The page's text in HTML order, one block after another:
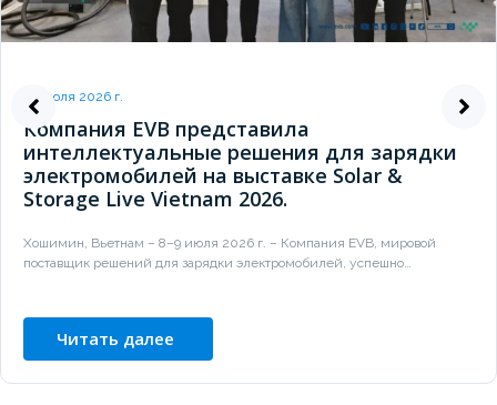
10 июля 2026 г.
Компания EVB представила
интеллектуальные решения для зарядки
электромобилей на выставке Solar &
Storage Live Vietnam 2026.
Хошимин, Вьетнам – 8–9 июля 2026 г. – Компания EVB, мировой
поставщик решений для зарядки электромобилей, успешно…
Читать далее